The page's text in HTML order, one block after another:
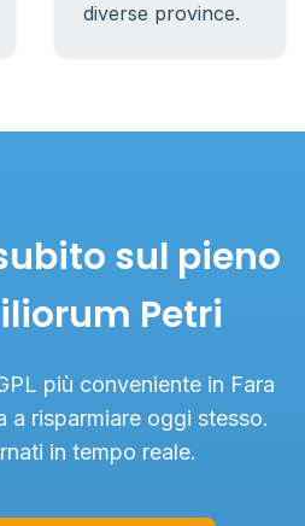
diverse province.
sul pieno
Petri
più conveniente in Fara
a risparmiare oggi stesso.
in tempo reale.